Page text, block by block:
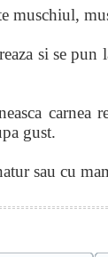
muschiul,
si se
carnea
gust.
sau cu